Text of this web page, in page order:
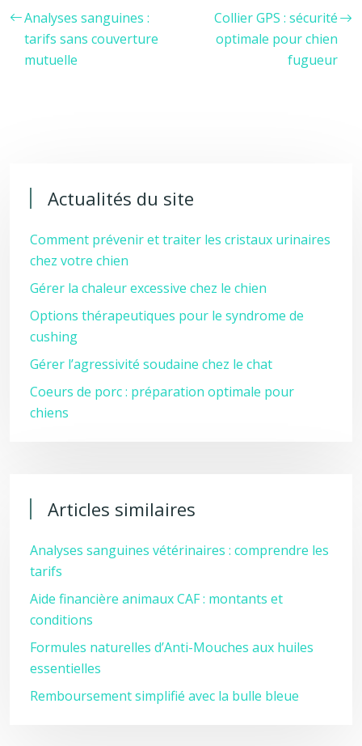
Analyses sanguines :
tarifs sans couverture
mutuelle
Collier GPS : sécurité
optimale pour chien
fugueur
Actualités du site
Comment prévenir et traiter les cristaux urinaires
chez votre chien
Gérer la chaleur excessive chez le chien
Options thérapeutiques pour le syndrome de
cushing
Gérer l’agressivité soudaine chez le chat
Coeurs de porc : préparation optimale pour
chiens
Articles similaires
Analyses sanguines vétérinaires : comprendre les
tarifs
Aide financière animaux CAF : montants et
conditions
Formules naturelles d’Anti-Mouches aux huiles
essentielles
Remboursement simplifié avec la bulle bleue